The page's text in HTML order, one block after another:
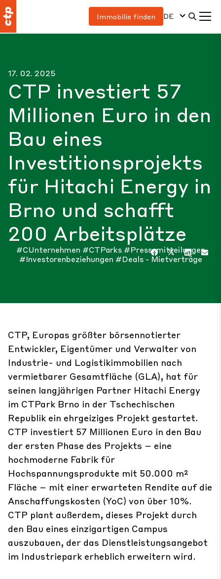
Immobilie finden DE
17. 02. 2025
CTP investiert 57
Millionen Euro in den
Bau eines
Investitionsprojekts
für Hitachi Energy in
Brno und schafft
200 Arbeitsplätze
#CUnternehmen #CTParks #Pressemitteilungen
#Investorenbeziehungen #Deals - Mietverträge
CTP, Europas größter börsennotierter
Entwickler, Eigentümer und Verwalter von
Industrie- und Logistikimmobilien nach
vermietbarer Gesamtfläche (GLA), hat für
seinen langjährigen Partner Hitachi Energy
im CTPark Brno in der Tschechischen
Republik ein ehrgeiziges Projekt gestartet.
CTP investiert 57 Millionen Euro in den Bau
der ersten Phase des Projekts – eine
hochmoderne Fabrik für
Hochspannungsprodukte mit 50.000 m²
Fläche – mit einer erwarteten Rendite auf die
Anschaffungskosten (YoC) von über 10%.
CTP plant außerdem, dieses Projekt durch
den Bau eines einzigartigen Campus
auszubauen, der das Dienstleistungsangebot
im Industriepark erheblich erweitern wird.